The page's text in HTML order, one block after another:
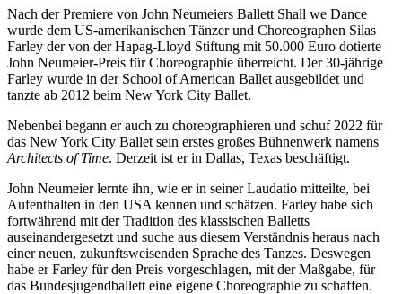
Nach der Premiere von John Neumeiers Ballett Shall we Dance
wurde dem US-amerikanischen Tänzer und Choreographen Silas
Farley der von der Hapag-Lloyd Stiftung mit 50.000 Euro dotierte
John Neumeier-Preis für Choreographie überreicht. Der 30-jährige
Farley wurde in der School of American Ballet ausgebildet und
tanzte ab 2012 beim New York City Ballet.
Nebenbei begann er auch zu choreographieren und schuf 2022 für
das New York City Ballet sein erstes großes Bühnenwerk namens
Architects of Time. Derzeit ist er in Dallas, Texas beschäftigt.
John Neumeier lernte ihn, wie er in seiner Laudatio mitteilte, bei
Aufenthalten in den USA kennen und schätzen. Farley habe sich
fortwährend mit der Tradition des klassischen Balletts
auseinandergesetzt und suche aus diesem Verständnis heraus nach
einer neuen, zukunftsweisenden Sprache des Tanzes. Deswegen
habe er Farley für den Preis vorgeschlagen, mit der Maßgabe, für
das Bundesjugendballett eine eigene Choreographie zu schaffen.